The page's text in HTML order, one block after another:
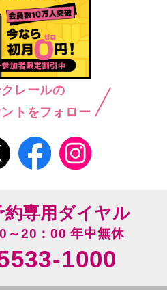
レールの
トをフォロー
専用ダイヤル
～20：00 年中無休
1000